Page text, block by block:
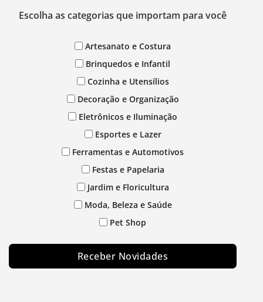
Escolha as categorias que importam para você
Artesanato e Costura
Brinquedos e Infantil
Cozinha e Utensílios
Decoração e Organização
Eletrônicos e Iluminação
Esportes e Lazer
Ferramentas e Automotivos
Festas e Papelaria
Jardim e Floricultura
Moda, Beleza e Saúde
Pet Shop
Receber Novidades